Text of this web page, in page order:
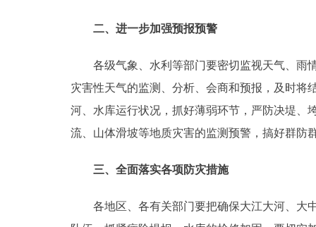
二、进一步加强预报预警
各级气象、水利等部门要密切监视天气、雨情
灾害性天气的监测、分析、会商和预报，及时将
河、水库运行状况，抓好薄弱环节，严防决堤、
流、山体滑坡等地质灾害的监测预警，搞好群防
三、全面落实各项防灾措施
各地区、各有关部门要把确保大江大河、大中